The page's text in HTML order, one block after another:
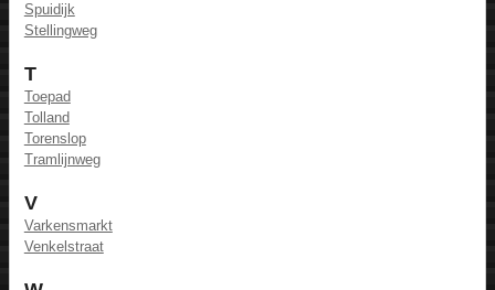
Spuidijk
Stellingweg
T
Toepad
Tolland
Torenslop
Tramlijnweg
V
Varkensmarkt
Venkelstraat